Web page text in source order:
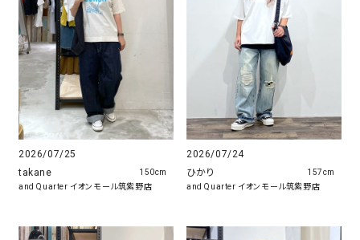
2026/07/25
takane
and Quarter イオンモール筑紫野店
150cm
2026/07/24
ひかり
and Quarter イオンモール筑紫野店
157cm